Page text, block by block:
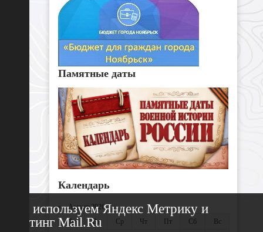
Памятные даты
Календарь
«Август 2026 »
Пн
Вт Ср Чт Пт Сб
Вс
Мы используем Яндекс Метрику и
Рейтинг Mail.Ru